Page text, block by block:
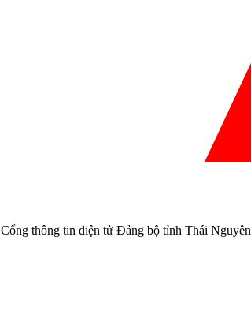
Cổng thông tin điện tử Đảng bộ tỉnh Thái Nguyên